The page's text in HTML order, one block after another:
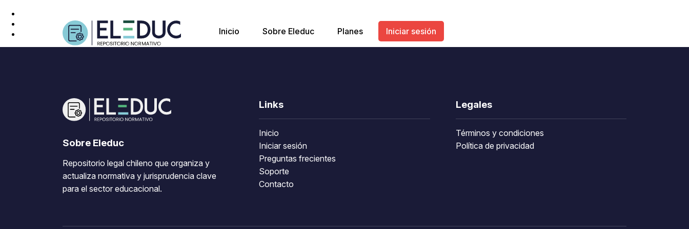
Inicio Sobre Eleduc Planes Iniciar sesión
Sobre Eleduc
Repositorio legal chileno que organiza y
actualiza normativa y jurisprudencia clave
para el sector educacional.
Links
Inicio
Iniciar sesión
Preguntas frecientes
Soporte
Contacto
Legales
Términos y condiciones
Política de privacidad